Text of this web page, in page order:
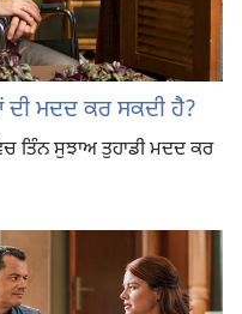
ਦੀ ਮਦਦ ਕਰ ਸਕਦੀ ਹੈ?
ਤਿੰਨ ਸੁਝਾਅ ਤੁਹਾਡੀ ਮਦਦ ਕਰ